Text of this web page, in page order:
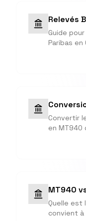
Relevés
Guide
Paribas en
Convertir
en MT940
MT940
Quelle
convient